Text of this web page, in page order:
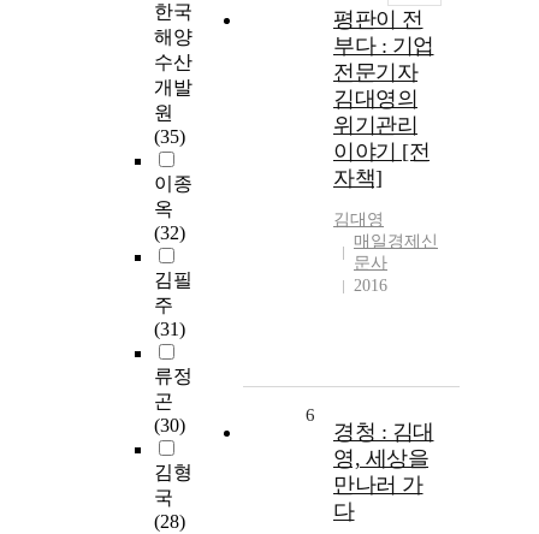
한국
해양
수산
개발
원
(35)
이종
옥
(32)
김필
주
(31)
류정
곤
(30)
김형
국
(28)
평판이 전
부다 : 기업
전문기자
김대영의
위기관리
이야기 [전
자책]
김대영
매일경제신
문사
2016
6
경청 : 김대
영, 세상을
만나러 가
다